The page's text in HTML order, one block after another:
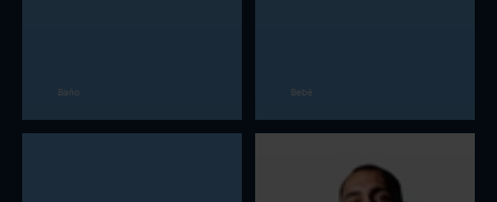
Baño Bebé